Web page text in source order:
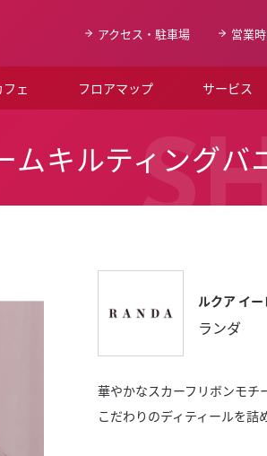
アクセス・駐車場 営業
ェ フロアマップ サービス
ル
ス
ムキルティングバ
ルクア イー
ランダ
華やかなスカーフリボンモチ
こだわりのディティールを詰